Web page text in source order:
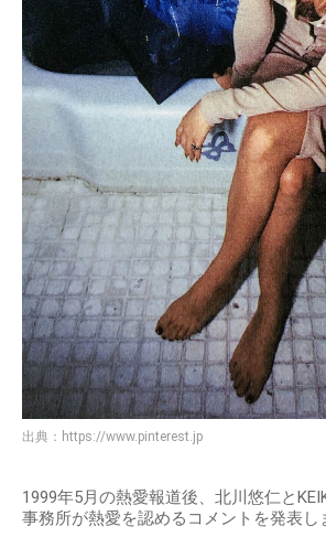
出典： https://www.pinterest.jp
1999年5月の熱愛報道後、北川悠仁と
事務所が熱愛を認めるコメントを発表し